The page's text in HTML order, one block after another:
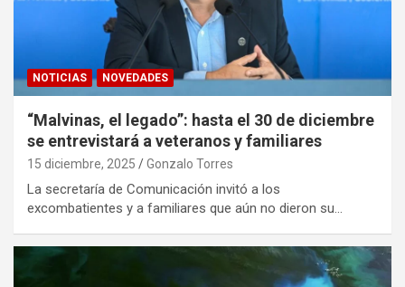
NOTICIAS NOVEDADES
“Malvinas, el legado”: hasta el 30 de diciembre
se entrevistará a veteranos y familiares
15 diciembre, 2025 Gonzalo Torres
La secretaría de Comunicación invitó a los
excombatientes y a familiares que aún no dieron su…